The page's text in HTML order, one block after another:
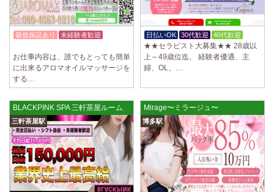
最低保証あり
未経験者歓迎
お仕事内容は、誰でもとっても簡単
に出来るアロマオイルマッサージを
する…
日払いOK 30代歓迎 40代歓迎
★★セラピスト大募集★★ 28歳以
上～49歳位迄、 経験者優遇、主
婦、OL、…
BLACKPINK SPA 三軒茶屋ルーム
三軒茶屋駅
Mirage〜ミラージュ〜
博多駅